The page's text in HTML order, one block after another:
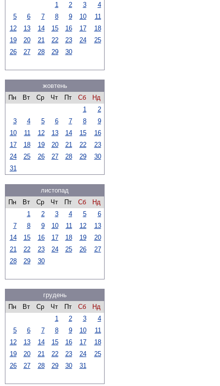
1
2 3
4
5
6 7 8 9 10
11
12
13 14 15 16 17
18
19
20 21 22 23 24
25
26
27 28 29 30
жовтень
Пн
Вт Ср Чт Пт Сб
Нд
1
2
3
4 5 6 7 8
9
10
11 12 13 14 15
16
17
18 19 20 21 22
23
24
25 26 27 28 29
30
31
листопад
Пн
Вт Ср Чт Пт Сб
Нд
1
2 3 4 5
6
7
8 9 10 11 12
13
14
15 16 17 18 19
20
21
22 23 24 25 26
27
28
29 30
грудень
Пн
Вт Ср Чт Пт Сб
Нд
1
2 3
4
5
6 7 8 9 10
11
12
13 14 15 16 17
18
19
20 21 22 23 24
25
26
27 28 29 30 31